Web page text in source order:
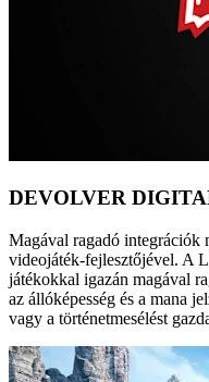
DEVOLVER
Magával ragadó
videojáték-fejlesztőjével. A
játékokkal igazán magával
az állóképesség és a mana
vagy a történetmesélést